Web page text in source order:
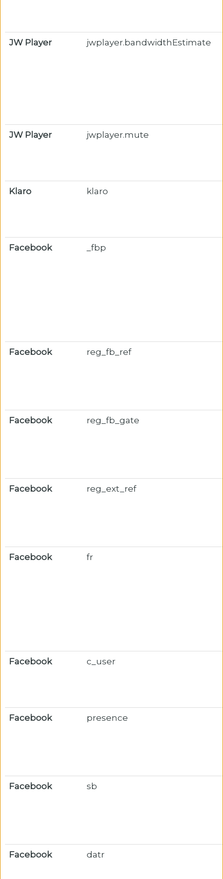
JW Player jwplayer.bandwidthEstimate
JW Player jwplayer.mute
Klaro klaro
Facebook _fbp
Facebook reg_fb_ref
Facebook reg_fb_gate
Facebook reg_ext_ref
Facebook fr
Facebook c_user
Facebook presence
Facebook sb
Facebook datr